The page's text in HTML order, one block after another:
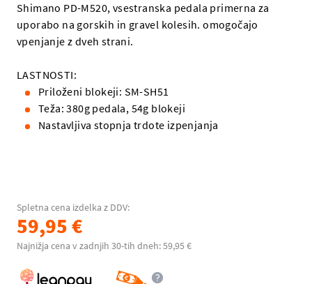
Shimano PD-M520, vsestranska pedala primerna za
uporabo na gorskih in gravel kolesih. omogočajo
vpenjanje z dveh strani.
LASTNOSTI:
Priloženi blokeji: SM-SH51
Teža: 380g pedala, 54g blokeji
Nastavljiva stopnja trdote izpenjanja
Spletna cena izdelka z DDV:
59,95 €
Najnižja cena v zadnjih 30-tih dneh: 59,95 €